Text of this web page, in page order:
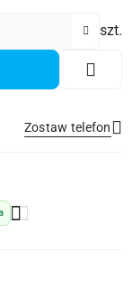
szt.
Zostaw telefon